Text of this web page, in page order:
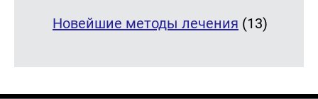
Новейшие методы лечения (13)